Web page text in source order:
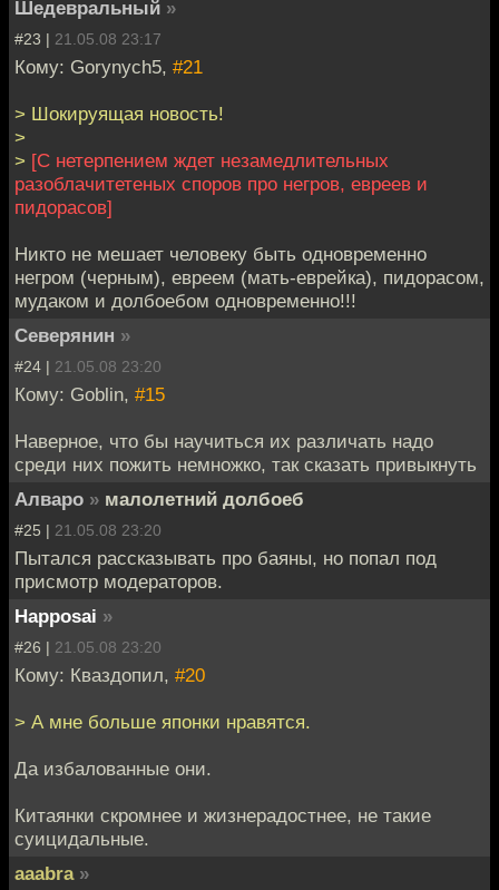
Шедевральный »
#23 | 21.05.08 23:17
Кому: Gorynych5, #21
> Шокируящая новость!
>
> [С нетерпением ждет незамедлительных
разоблачитетеных споров про негров, евреев и
пидорасов]
Никто не мешает человеку быть одновременно
негром (черным), евреем (мать-еврейка), пидорасом,
мудаком и долбоебом одновременно!!!
Северянин »
#24 | 21.05.08 23:20
Кому: Goblin, #15
Наверное, что бы научиться их различать надо
среди них пожить немножко, так сказать привыкнуть
Алваро » малолетний долбоеб
#25 | 21.05.08 23:20
Пытался рассказывать про баяны, но попал под
присмотр модераторов.
Happosai »
#26 | 21.05.08 23:20
Кому: Кваздопил, #20
> А мне больше японки нравятся.
Да избалованные они.
Китаянки скромнее и жизнерадостнее, не такие
суицидальные.
aaabra »